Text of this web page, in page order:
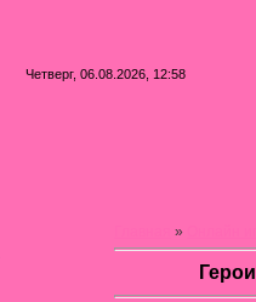
Четверг, 06.08.2026, 12:58
»